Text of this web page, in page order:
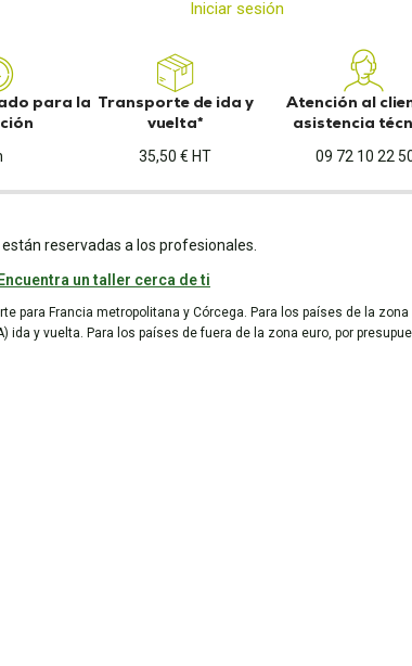
Iniciar sesión
para la Transporte de ida y
vuelta*
35,50 € HT
Atención al
asistencia
09 72 10 22
reservadas a los profesionales.
Encuentra un taller cerca de ti
para Francia metropolitana y Córcega. Para los países de la
ida y vuelta. Para los países de fuera de la zona euro, por